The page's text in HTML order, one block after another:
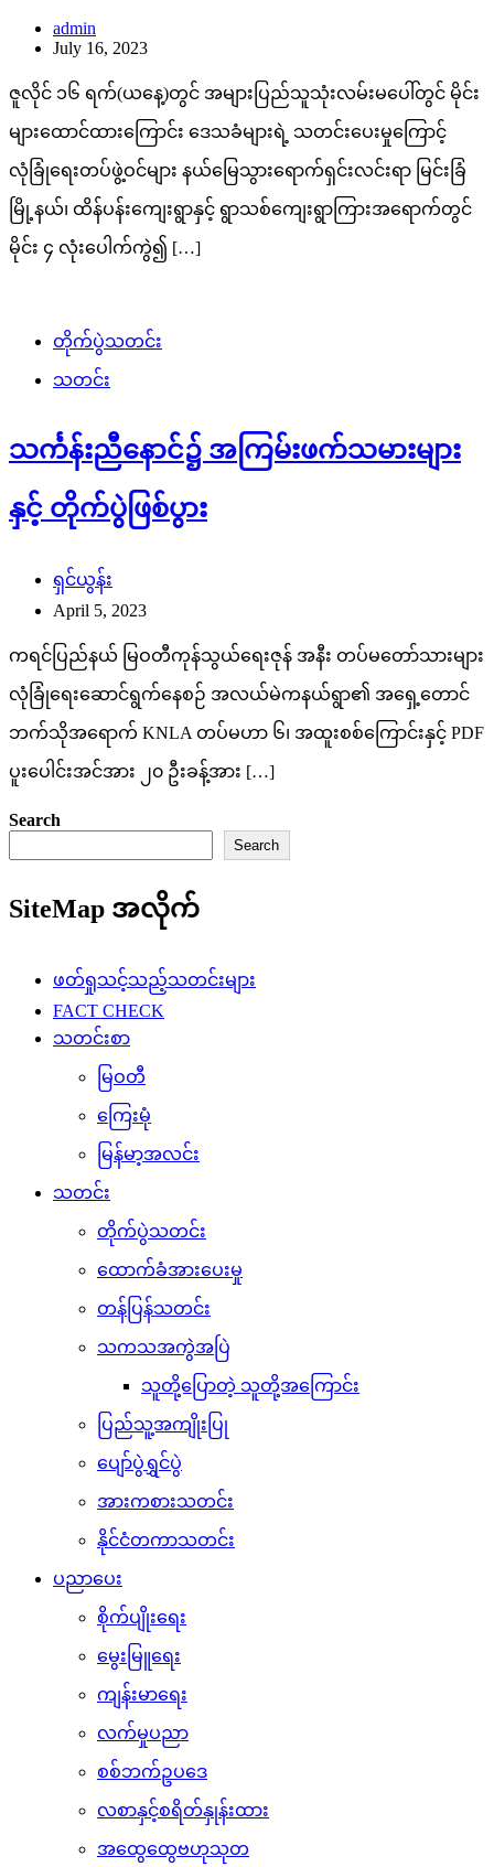
admin
July 16, 2023
ဇူလိုင် ၁၆ ရက်(ယနေ့)တွင် အများပြည်သူသုံးလမ်းမပေါ်တွင် မိုင်း
များထောင်ထားကြောင်း ဒေသခံများရဲ့ သတင်းပေးမှုကြောင့်
လုံခြုံရေးတပ်ဖွဲ့ဝင်များ နယ်မြေသွားရောက်ရှင်းလင်းရာ မြင်းခြံ
မြို့နယ်၊ ထိန်ပန်းကျေးရွာနှင့် ရွာသစ်ကျေးရွာကြားအရောက်တွင်
မိုင်း ၄ လုံးပေါက်ကွဲ၍ […]
တိုက်ပွဲသတင်း
သတင်း
သင်္ကန်းညီနောင်၌ အကြမ်းဖက်သမားများ
နှင့် တိုက်ပွဲဖြစ်ပွား
ရှင်ယွန်း
April 5, 2023
ကရင်ပြည်နယ် မြဝတီကုန်သွယ်ရေးဇုန် အနီး တပ်မတော်သားများ
လုံခြုံရေးဆောင်ရွက်နေစဉ် အလယ်မဲကနယ်ရွာ၏ အရှေ့တောင်
ဘက်သိုအရောက် KNLA တပ်မဟာ ၆၊ အထူးစစ်ကြောင်းနှင့် PDF
ပူးပေါင်းအင်အား ၂၀ ဦးခန့်အား […]
Search
Search
SiteMap အလိုက်
ဖတ်ရှုသင့်သည့်သတင်းများ
FACT CHECK
သတင်းစာ
မြဝတီ
ကြေးမုံ
မြန်မာ့အလင်း
သတင်း
တိုက်ပွဲသတင်း
ထောက်ခံအားပေးမှု
တန်ပြန်သတင်း
သကသအကွဲအပြဲ
သူတို့ပြောတဲ့ သူတို့အကြောင်း
ပြည်သူ့အကျိုးပြု
ပျော်ပွဲရွှင်ပွဲ
အားကစားသတင်း
နိုင်ငံတကာသတင်း
ပညာပေး
စိုက်ပျိုးရေး
မွေးမြူရေး
ကျန်းမာရေး
လက်မှုပညာ
စစ်ဘက်ဥပဒေ
လစာနှင့်စရိတ်နှုန်းထား
အထွေထွေဗဟုသုတ